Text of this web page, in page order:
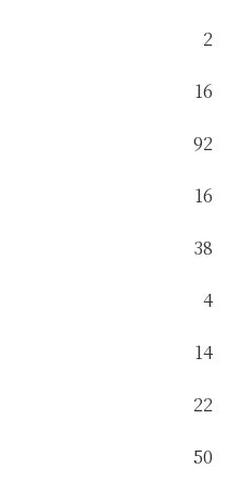
2
16
92
16
38
4
14
22
50